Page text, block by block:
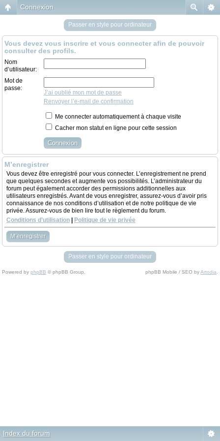
Connexion
Passer en style pour ordinateur
Vous devez vous inscrire et vous connecter afin de pouvoir
consulter des profils.
Nom
d’utilisateur:
Mot de
passe:
J’ai oublié mon mot de passe
Renvoyer l’e-mail de confirmation
Me connecter automatiquement à chaque visite
Cacher mon statut en ligne pour cette session
M’enregistrer
Vous devez être enregistré pour vous connecter. L’enregistrement ne prend
que quelques secondes et augmente vos possibilités. L’administrateur du
forum peut également accorder des permissions additionnelles aux
utilisateurs enregistrés. Avant de vous enregistrer, assurez-vous d’avoir pris
connaissance de nos conditions d’utilisation et de notre politique de vie
privée. Assurez-vous de bien lire tout le règlement du forum.
Conditions d’utilisation
Politique de vie privée
M’enregistrer
Passer en style pour ordinateur
Powered by phpBB © phpBB Group. phpBB Mobile / SEO byArtodia
Index du forum